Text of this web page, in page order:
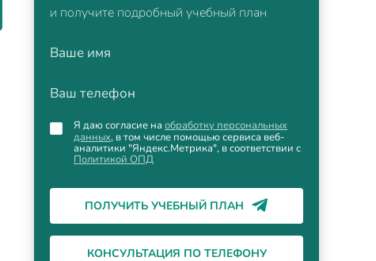
и получите подробный учебный план
Ваше имя
Ваш телефон
Я даю согласие на обработку персональных
данных, в том числе помощью сервиса веб-
аналитики "Яндекс.Метрика", в соответствии с
Политикой ОПД
ПОЛУЧИТЬ УЧЕБНЫЙ ПЛАН
КОНСУЛЬТАЦИЯ ПО ТЕЛЕФОНУ